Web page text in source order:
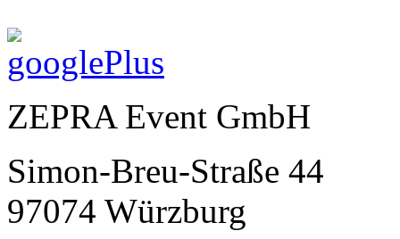
ZEPRA Event GmbH
Simon-Breu-Straße 44
97074 Würzburg